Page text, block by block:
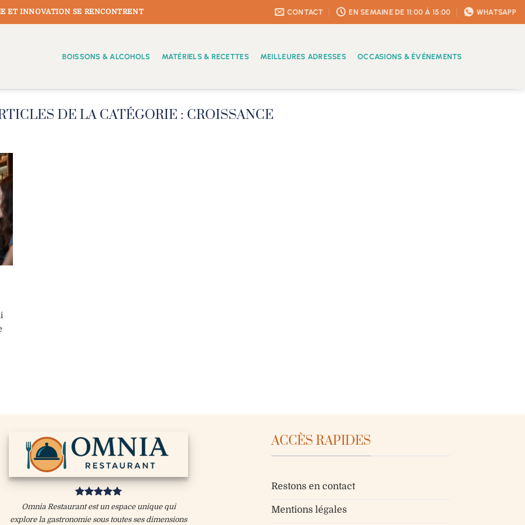
ET INNOVATION SE RENCONTRENT CONTACT EN SEMAINE DE 11:00 À 15:00 WHATSAPP
BOISSONS & ALCOHOLS MATÉRIELS & RECETTES MEILLEURES ADRESSES OCCASIONS & ÉVÉNEMENTS
CROISSANCE
Omnia Restaurant est un espace unique qui
explore la gastronomie sous toutes ses dimensions
ACCÈS RAPIDES
Restons en contact
Mentions légales